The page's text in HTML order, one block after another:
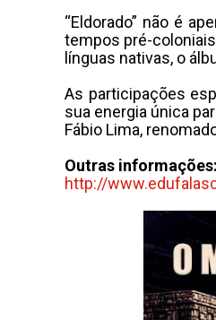
“Eldorado” não é
tempos pré-
línguas nativas, o
As participações
sua energia única
Fábio Lima,
Outras informações:
http://